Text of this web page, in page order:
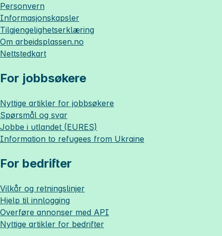
Personvern
Informasjonskapsler
Tilgjengelighetserklæring
Om arbeidsplassen.no
Nettstedkart
For jobbsøkere
Nyttige artikler for jobbsøkere
Spørsmål og svar
Jobbe i utlandet (EURES)
Information to refugees from Ukraine
For bedrifter
Vilkår og retningslinjer
Hjelp til innlogging
Overføre annonser med API
Nyttige artikler for bedrifter